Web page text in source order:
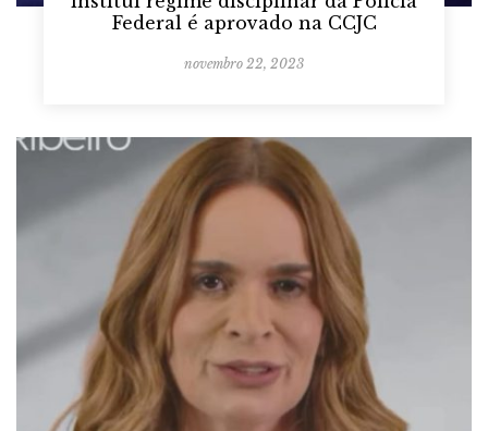
Federal é aprovado na CCJC
novembro 22, 2023